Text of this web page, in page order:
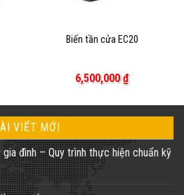
Biến tần cửa EC20
6,500,000₫
VIẾT MỚI
gia đình – Quy trình thực hiện chuẩn kỹ